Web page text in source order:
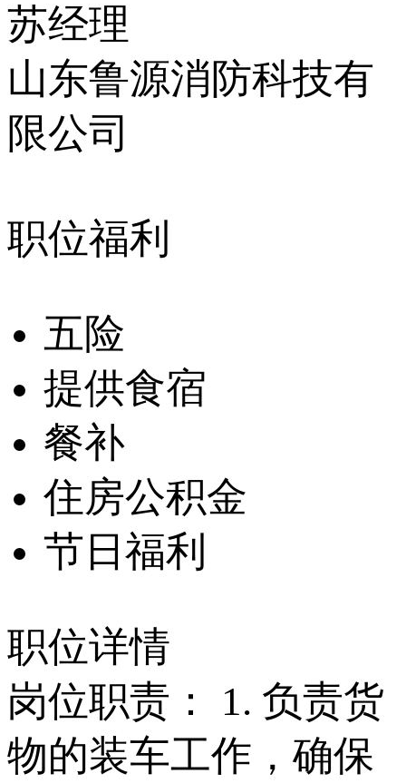
苏经理
山东鲁源消防科技有
限公司
职位福利
五险
提供食宿
餐补
住房公积金
节日福利
职位详情
岗位职责： 1. 负责货
物的装车工作，确保